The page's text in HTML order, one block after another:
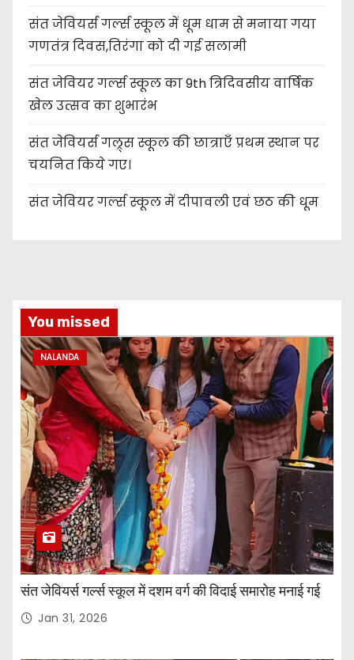
संत जेवियर्स गर्ल्स स्कूल में धूम धाम से मनाया गया
गणतंत्र दिवस,तिरंगा को दी गई सलामी
संत जेवियर गर्ल्स स्कूल का 9th त्रिदिवसीय वार्षिक
खेल उत्सव का शुभारंभ
संत जेवियर्स गल्र्स स्कूल की छात्र‌ाएँ प्रथम स्थान पर
चयनित किये गए।
संत जेवियर गर्ल्स स्कूल में दीपावली एवं छठ की धूम
You missed
NALANDA
संत जेवियर्स गर्ल्स स्कूल में दशम वर्ग की विदाई समारोह मनाई गई
Jan 31, 2026